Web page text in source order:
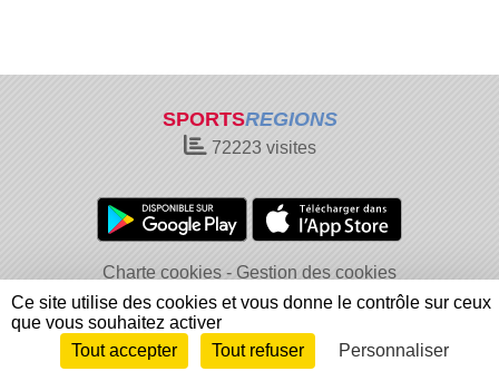
SPORTSREGIONS
72223visites
Charte cookies
Gestion des cookies
Informations légales
Signaler un contenu inapproprié
Envie de participer ? Connexion
Ce site utilise des cookies et vous donne le contrôle sur ceux
que vous souhaitez activer
Tout accepter
Tout refuser Personnaliser